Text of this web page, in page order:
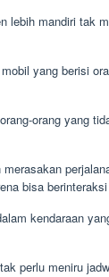
lebih mandiri tak
yang berisi
orang yang
bisa
kendaraan
perlu meniru